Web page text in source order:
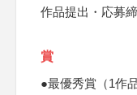
作品提出・応募
賞
●最優秀賞（1作